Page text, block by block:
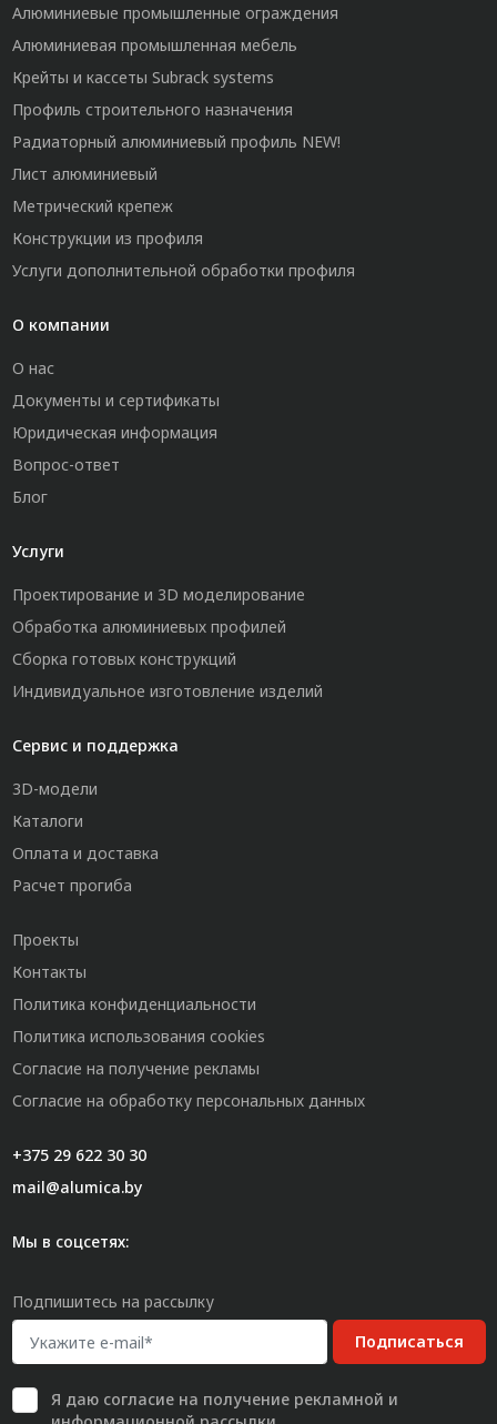
Алюминиевые промышленные ограждения
Алюминиевая промышленная мебель
Крейты и кассеты Subrack systems
Профиль строительного назначения
Радиаторный алюминиевый профиль NEW!
Лист алюминиевый
Метрический крепеж
Конструкции из профиля
Услуги дополнительной обработки профиля
О компании
О нас
Документы и сертификаты
Юридическая информация
Вопрос-ответ
Блог
Услуги
Проектирование и 3D моделирование
Обработка алюминиевых профилей
Сборка готовых конструкций
Индивидуальное изготовление изделий
Сервис и поддержка
3D-модели
Каталоги
Оплата и доставка
Расчет прогиба
Проекты
Контакты
Политика конфиденциальности
Политика использования cookies
Согласие на получение рекламы
Согласие на обработку персональных данных
+375 29 622 30 30
mail@alumica.by
Мы в соцсетях:
Подпишитесь на рассылку
Подписаться
Я даю согласиена получение рекламной и